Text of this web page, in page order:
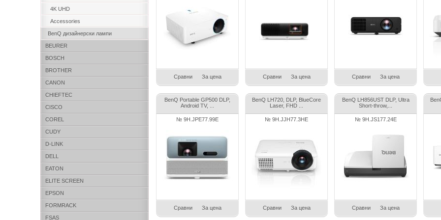
4K UHD
Accessories
BenQ дизайнерски лампи
BEURER
BOSCH
BROTHER
CANON
CHIEFTEC
CISCO
COREL
CUDY
D-LINK
DELL
EATON
ELITE SCREEN
EPSON
FORMRACK
FSAS
Сравни За цена Сравни За цена Сравни За цена
BenQ Portable GP500 DLP,
Android TV, ...
№ 9H.JPE77.99E
Сравни За цена
BenQ LH720, DLP, BlueCore
Laser, FHD ...
№ 9H.JJH77.3HE
Сравни За цена
BenQ LH856UST DLP, Ultra
Short-throw,...
№ 9H.JS177.24E
Сравни За цена